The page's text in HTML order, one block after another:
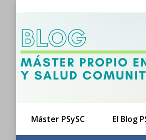
Máster PSySC El Blog